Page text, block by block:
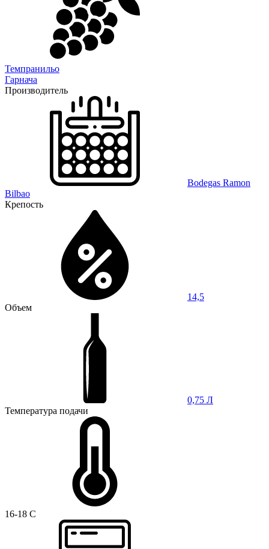
Темпранильо
Гарнача
Производитель
Bodegas Ramon
Bilbao
Крепость
14,5
Объем
0,75 Л
Температура подачи
16-18 C